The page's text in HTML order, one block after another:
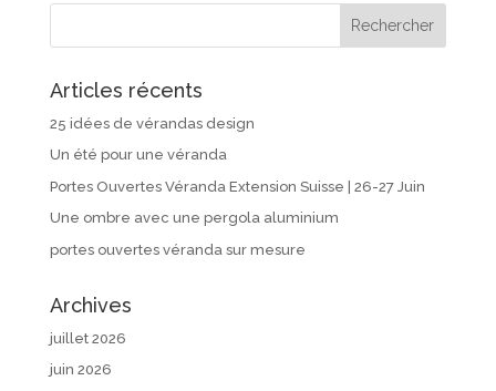
Articles récents
25 idées de vérandas design
Un été pour une véranda
Portes Ouvertes Véranda Extension Suisse | 26-27 Juin
Une ombre avec une pergola aluminium
portes ouvertes véranda sur mesure
Archives
juillet 2026
juin 2026